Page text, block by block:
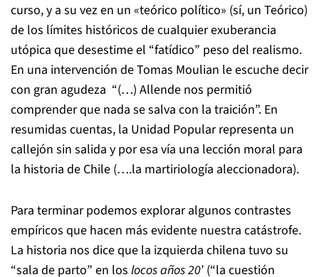
curso, y a su vez en un «teórico político» (sí, un Teórico)
de los límites históricos de cualquier exuberancia
utópica que desestime el “fatídico” peso del realismo.
En una intervención de Tomas Moulian le escuche decir
con gran agudeza “(…) Allende nos permitió
comprender que nada se salva con la traición”. En
resumidas cuentas, la Unidad Popular representa un
callejón sin salida y por esa vía una lección moral para
la historia de Chile (….la martiriología aleccionadora).
Para terminar podemos explorar algunos contrastes
empíricos que hacen más evidente nuestra catástrofe.
La historia nos dice que la izquierda chilena tuvo su
“sala de parto” en los locos años 20’ (“la cuestión